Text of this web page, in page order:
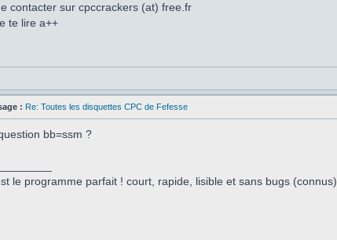
contacter sur cpccrackers (at) free.fr
te lire a++
: Re: Toutes les disquettes CPC de Fefesse
bb=ssm ?
le programme parfait ! court, rapide, lisible et sans bugs (connus)